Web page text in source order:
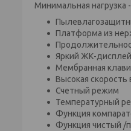
Минимальная нагрузка
Платформа из
Яркий ЖК-
Мембранная
Высокая скорость
Счетный режим
Температурный
Функция
Функция чистый /